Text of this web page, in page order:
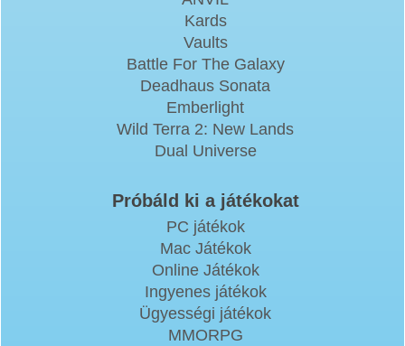
Kards
Vaults
Battle For The Galaxy
Deadhaus Sonata
Emberlight
Wild Terra 2: New Lands
Dual Universe
Próbáld ki a játékokat
PC játékok
Mac Játékok
Online Játékok
Ingyenes játékok
Ügyességi játékok
MMORPG